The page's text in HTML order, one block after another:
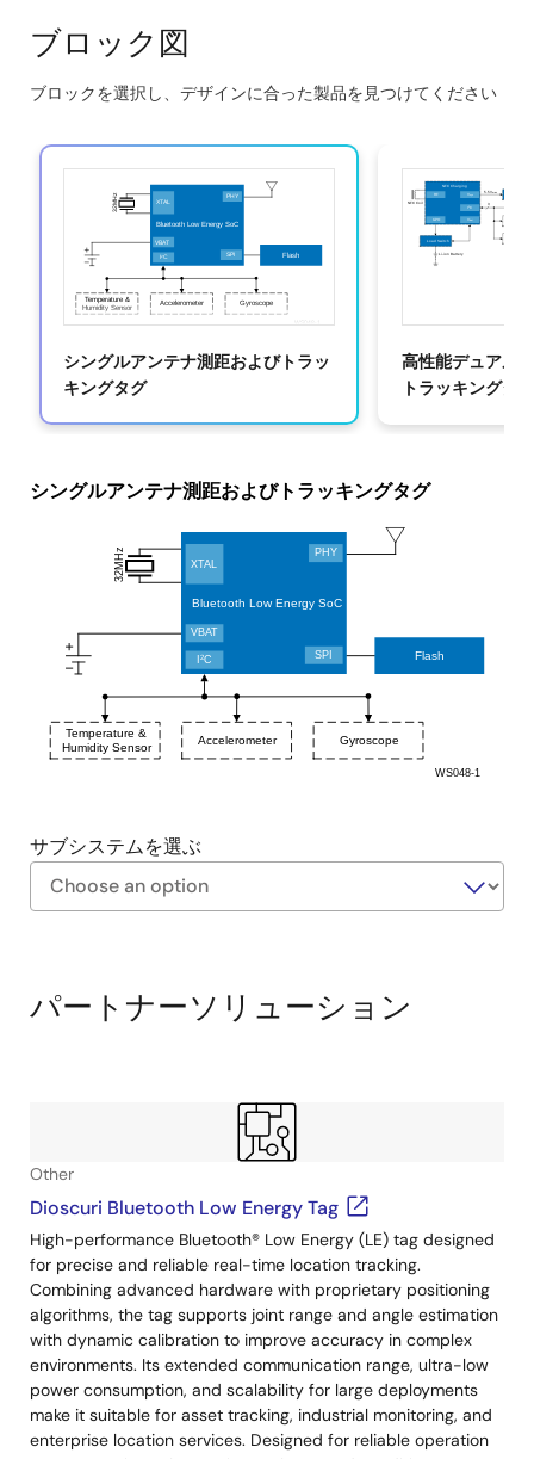
サの読み出しやロギングなどの追加機能を管理して、
より広範な機能やその他のアプリケーション固有のタ
スクを実現できます。
このシステムのメリット：
低価格帯から中価格帯、高性能まで、さまざまな
Bluetooth LE SoCと互換性があり、多様なニーズに
対応する多様な設計オプションを提供します。
多数のタグの正確なリアルタイム位置追跡を提供
し、ATLAS用のBluetooth LE Angle of Arrival
市場投入までの時間を短縮するための包括的なエコ
システムを構築します。
ポイントツーポイント追跡のフェーズベースの測距
す。
ブロック図
ブロックを選択し、デザインに合った製品を見つけてください
interactive
block
シングルアンテナ測距およびトラッ
キングタグ
高性能デュアル
トラッキングタ
シングルアンテナ測距およびトラッキングタグ
Flash
Temperature &
Humidity Sensor
Accelerometer Gyroscope
32MHz
Bluetooth Low Energy SoC
SPI
PHY
I2C
VBAT
XTAL
WS048-1
サブシステムを選ぶ
Diagram
パートナーソリューション
Other
Dioscuri Bluetooth Low Energy Tag
High-performance Bluetooth® Low Energy (LE) tag designed
for precise and reliable real-time location tracking.
Combining advanced hardware with proprietary positioning
algorithms, the tag supports joint range and angle estimation
with dynamic calibration to improve accuracy in complex
environments. Its extended communication range, ultra-low
power consumption, and scalability for large deployments
make it suitable for asset tracking, industrial monitoring, and
enterprise location services. Designed for reliable operation